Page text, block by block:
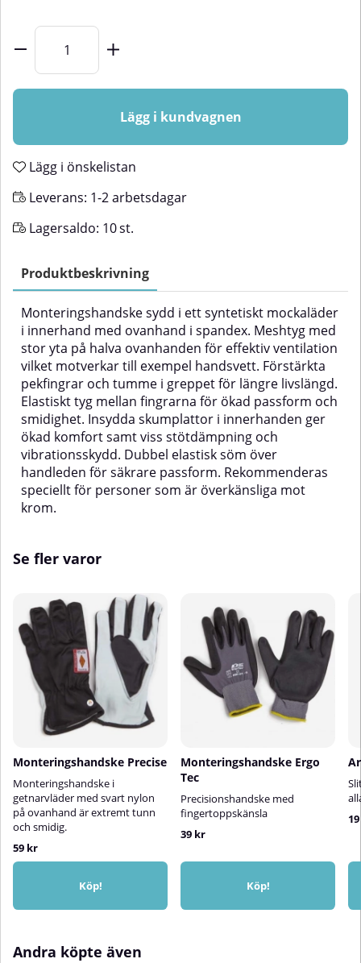
Lägg i kundvagnen
Lägg i önskelistan
Leverans: 1-2 arbetsdagar
Lagersaldo: 10st.
Produktbeskrivning
Monteringshandske sydd i ett syntetiskt mockaläder
i innerhand med ovanhand i spandex. Meshtyg med
stor yta på halva ovanhanden för effektiv ventilation
vilket motverkar till exempel handsvett. Förstärkta
pekfingrar och tumme i greppet för längre livslängd.
Elastiskt tyg mellan fingrarna för ökad passform och
smidighet. Insydda skumplattor i innerhanden ger
ökad komfort samt viss stötdämpning och
vibrationsskydd. Dubbel elastisk söm över
handleden för säkrare passform. Rekommenderas
speciellt för personer som är överkänsliga mot
krom.
Se fler varor
Monteringshandske Precise
Monteringshandske i
getnarvläder med svart nylon
på ovanhand är extremt tunn
och smidig.
59 kr
Köp!
Monteringshandske Ergo
Tec
Precisionshandske med
fingertoppskänsla
39 kr
Köp!
Andra köpte även